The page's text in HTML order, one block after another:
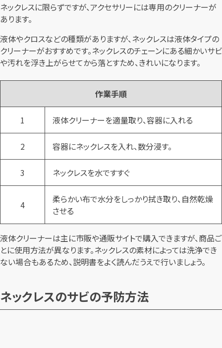
ネックレスに限らずですが、アクセサリーには専用のクリーナーが
あります。
液体やクロスなどの種類がありますが、ネックレスは液体タイプの
クリーナーがおすすめです。ネックレスのチェーンにある細かいサビ
や汚れを浮き上がらせてから落とすため、きれいになります。
作業手順
1 液体クリーナーを適量取り、容器に入れる
2 容器にネックレスを入れ、数分浸す。
3 ネックレスを水ですすぐ
4
柔らかい布で水分をしっかり拭き取り、自然乾燥
させる
液体クリーナーは主に市販や通販サイトで購入できますが、商品ご
とに使用方法が異なります。ネックレスの素材によっては洗浄でき
ない場合もあるため、説明書をよく読んだうえで行いましょう。
ネックレスのサビの予防方法